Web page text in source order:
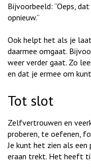
Bijvoorbeeld: “Oeps,
opnieuw.”
Ook helpt het als je
daarmee omgaat.
weer verder gaat. Zo
en dat je ermee om
Tot slot
Zelfvertrouwen en
proberen, te oefenen,
Je kunt het zien als
eraan trekt. Het heeft